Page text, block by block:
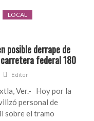
LOCAL
posible derrape de
federal 180
Editor
Ver.- Hoy por la
personal de
sobre el tramo